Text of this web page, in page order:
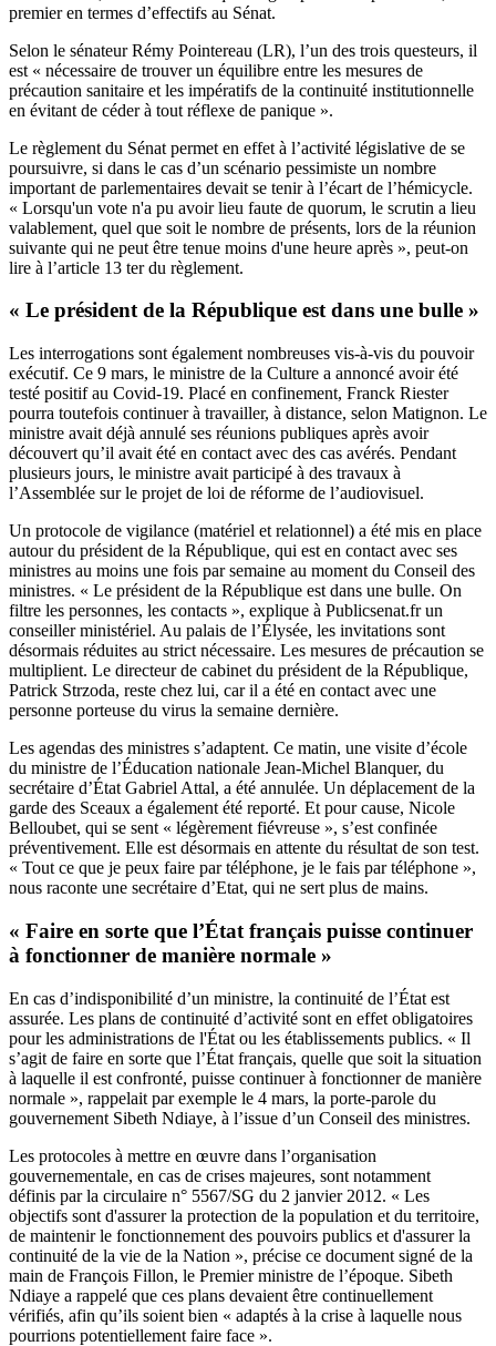
premier en termes d’effectifs au Sénat.
Selon le sénateur Rémy Pointereau (LR), l’un des trois questeurs, il
est « nécessaire de trouver un équilibre entre les mesures de
précaution sanitaire et les impératifs de la continuité institutionnelle
en évitant de céder à tout réflexe de panique ».
Le règlement du Sénat permet en effet à l’activité législative de se
poursuivre, si dans le cas d’un scénario pessimiste un nombre
important de parlementaires devait se tenir à l’écart de l’hémicycle.
« Lorsqu'un vote n'a pu avoir lieu faute de quorum, le scrutin a lieu
valablement, quel que soit le nombre de présents, lors de la réunion
suivante qui ne peut être tenue moins d'une heure après », peut-on
lire à l’article 13 ter du règlement.
« Le président de la République est dans une bulle »
Les interrogations sont également nombreuses vis-à-vis du pouvoir
exécutif. Ce 9 mars, le ministre de la Culture a annoncé avoir été
testé positif au Covid-19. Placé en confinement, Franck Riester
pourra toutefois continuer à travailler, à distance, selon Matignon. Le
ministre avait déjà annulé ses réunions publiques après avoir
découvert qu’il avait été en contact avec des cas avérés. Pendant
plusieurs jours, le ministre avait participé à des travaux à
l’Assemblée sur le projet de loi de réforme de l’audiovisuel.
Un protocole de vigilance (matériel et relationnel) a été mis en place
autour du président de la République, qui est en contact avec ses
ministres au moins une fois par semaine au moment du Conseil des
ministres. « Le président de la République est dans une bulle. On
filtre les personnes, les contacts », explique à Publicsenat.fr un
conseiller ministériel. Au palais de l’Élysée, les invitations sont
désormais réduites au strict nécessaire. Les mesures de précaution se
multiplient. Le directeur de cabinet du président de la République,
Patrick Strzoda, reste chez lui, car il a été en contact avec une
personne porteuse du virus la semaine dernière.
Les agendas des ministres s’adaptent. Ce matin, une visite d’école
du ministre de l’Éducation nationale Jean-Michel Blanquer, du
secrétaire d’État Gabriel Attal, a été annulée. Un déplacement de la
garde des Sceaux a également été reporté. Et pour cause, Nicole
Belloubet, qui se sent « légèrement fiévreuse », s’est confinée
préventivement. Elle est désormais en attente du résultat de son test.
« Tout ce que je peux faire par téléphone, je le fais par téléphone »,
nous raconte une secrétaire d’Etat, qui ne sert plus de mains.
« Faire en sorte que l’État français puisse continuer
à fonctionner de manière normale »
En cas d’indisponibilité d’un ministre, la continuité de l’État est
assurée. Les plans de continuité d’activité sont en effet obligatoires
pour les administrations de l'État ou les établissements publics. « Il
s’agit de faire en sorte que l’État français, quelle que soit la situation
à laquelle il est confronté, puisse continuer à fonctionner de manière
normale », rappelait par exemple le 4 mars, la porte-parole du
gouvernement Sibeth Ndiaye, à l’issue d’un Conseil des ministres.
Les protocoles à mettre en œuvre dans l’organisation
gouvernementale, en cas de crises majeures, sont notamment
définis par la circulaire n° 5567/SG du 2 janvier 2012. « Les
objectifs sont d'assurer la protection de la population et du territoire,
de maintenir le fonctionnement des pouvoirs publics et d'assurer la
continuité de la vie de la Nation », précise ce document signé de la
main de François Fillon, le Premier ministre de l’époque. Sibeth
Ndiaye a rappelé que ces plans devaient être continuellement
vérifiés, afin qu’ils soient bien « adaptés à la crise à laquelle nous
pourrions potentiellement faire face ».